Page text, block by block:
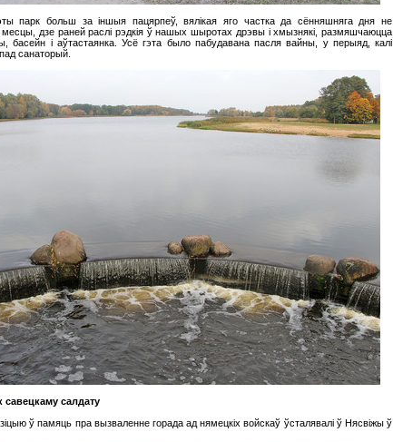
парк больш за іншыя пацярпеў, вялікая яго частка да сённяшняга дня не
дзе раней раслі рэдкія ў нашых шыротах дрэвы і хмызнякі, размяшчаюцца
басейн і аўтастаянка. Усё гэта было пабудавана пасля вайны, у перыяд, калі
санаторый.
савецкаму салдату
ў памяць пра вызваленне горада ад нямецкіх войскаў ўсталявалі ў Нясвіжы ў